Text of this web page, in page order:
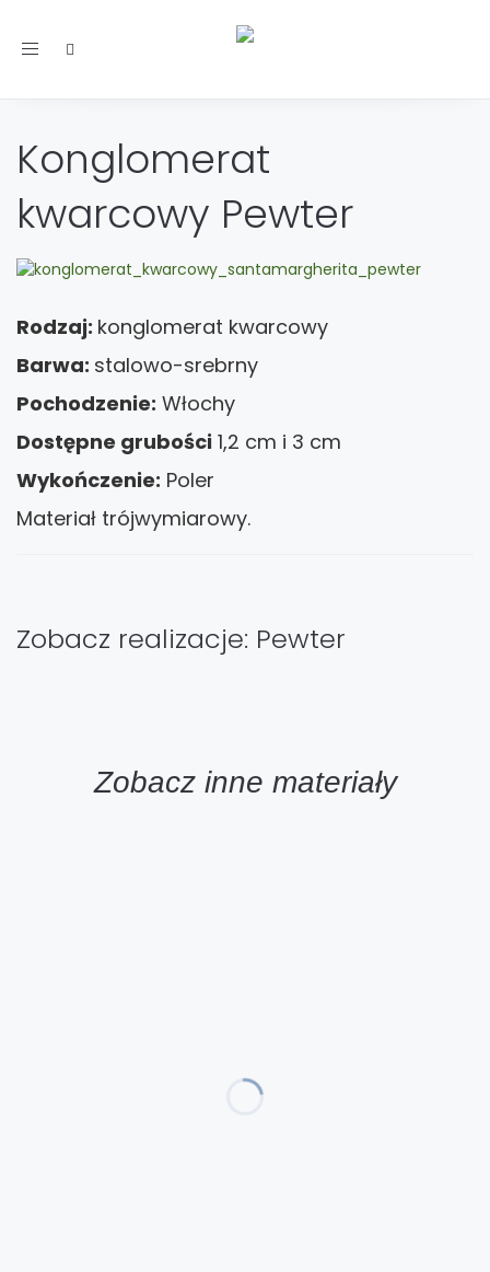
Toggle
Konglomerat
kwarcowy Pewter
Rodzaj: konglomerat kwarcowy
Barwa: stalowo-srebrny
Pochodzenie: Włochy
Dostępne grubości 1,2 cm i 3 cm
Wykończenie: Poler
Materiał trójwymiarowy.
Zobacz realizacje: Pewter
Zobacz inne materiały